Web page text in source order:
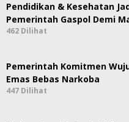
Pendidikan & Kesehatan
Pemerintah Gaspol Demi
462 Dilihat
Pemerintah Komitmen
Emas Bebas Narkoba
447 Dilihat